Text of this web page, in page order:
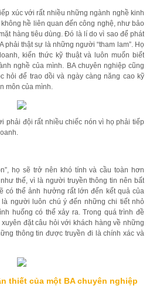
xúc với rất nhiều những ngành nghề kinh
hề liên quan đến công nghệ, như bảo
hàng tiêu dùng. Đó là lí do vì sao để phát
phải thật sự là những người “tham lam”. Họ
kiến thức kỹ thuật và luôn muốn biết
nghề của mình. BA chuyên nghiệp cũng
hỏi để trao dồi và ngày càng năng cao kỹ
môn của mình.
phải đội rất nhiều chiếc nón vì họ phải tiếp
họ sẽ trở nên khó tính và cầu toàn hơn
thế, vì là người truyền thông tin nên bất
có thể ảnh hưởng rất lớn đến kết quả của
người luôn chú ý đến những chi tiết nhỏ
huống có thể xảy ra. Trong quá trình đề
đặt câu hỏi với khách hàng về những
thông tin được truyền đi là chính xác và
thiết của một BA chuyên nghiệp